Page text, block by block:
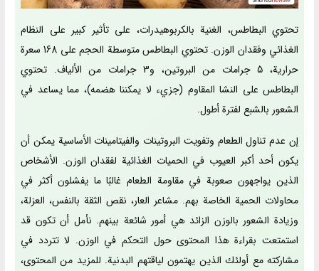
تحتوي البطاطس، الغنية بالكربوهيدرات، على تأثير كبير على النظام
الغذائي وفقدان الوزن. تحتوي البطاطس متوسطة الحجم على 168 سعرة
حرارية، 5 جرامات من البروتين، و3 جرامات من الألياف. تحتوي
البطاطس على النشا المقاوم (جزيء لا يمكننا هضمه)، مما يساعد في
الشعور بالشبع لفترة أطول.
إن عدم تناول الطعام وتفويت البروتينات والفيتامينات الأساسية يمكن أن
يكون أحد أكبر العيوب في الحميات الغذائية لفقدان الوزن. الأشخاص
الذين يواجهون صعوبة في مقاومة الطعام غالبًا ما يفشلون أكثر في
محاولات الحمية الخاصة بهم. مشاعر العار، نقص الثقة بالنفس، العزلة،
وزيادة الشعور بالوزن الزائد هي أمور شائعة بينهم. نأمل أن تكون قد
استمتعت بقراءة هذا المحتوى حول التحكم في الوزن. لا تتردد في
مشاركته مع أولئك الذين يهتمون لياقتهم البدنية. للمزيد من المحتوى،